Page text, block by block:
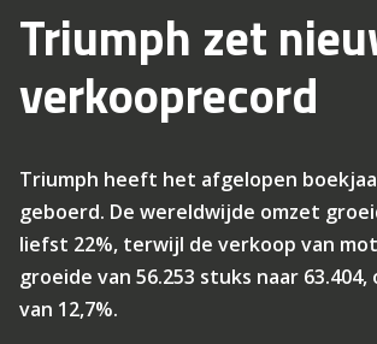
Triumph zet
verkooprecord
Triumph heeft het afgelopen
geboerd. De wereldwijde omzet
liefst 22%, terwijl de verkoop van
groeide van 56.253 stuks naar
van 12,7%.